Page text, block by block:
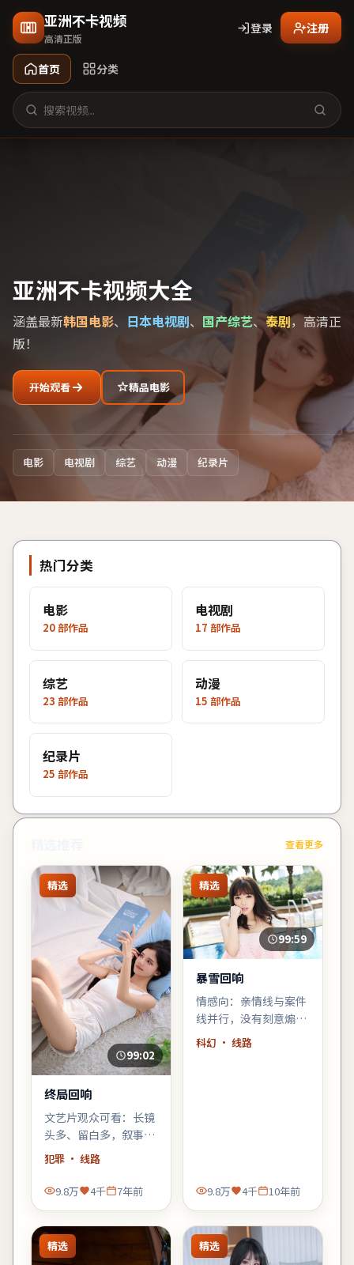
亚洲不卡视频
高清正版
首页 分类
登录 注册
亚洲不卡视频大全
涵盖最新韩国电影、 日本电视剧、 国产综艺、泰剧，高清正
版！
开始观看 精品电影
电影 电视剧 综艺 动漫 纪录片
热门分类
电影
20 部作品
电视剧
17 部作品
综艺
23 部作品
动漫
15 部作品
纪录片
25 部作品
查看更多
精选
99:02
终局回响
文艺片观众可看：长镜
头多、留白多，叙事偏
「氛围先行」，不耐心
的观众需调整预期。
犯罪· 线路
9.8万 4千 7年前
精选
99:59
暴雪回响
情感向：亲情线与案件
线并行，没有刻意煽
情，却在车站告别那场
戏里让人鼻酸。
科幻 · 线路
9.8万 4千 10年前
精选 精选